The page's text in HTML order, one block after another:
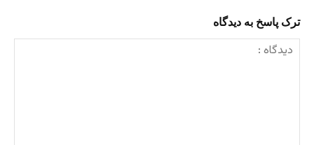
ترک پاسخ به دیدگاه